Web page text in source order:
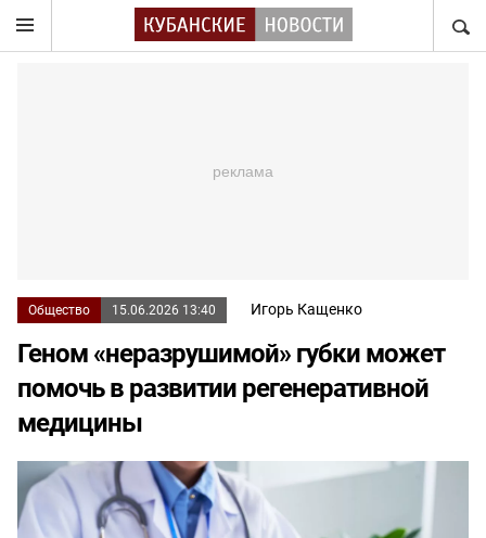
Общество 15.06.2026 13:40 Игорь Кащенко
Геном «неразрушимой» губки может
помочь в развитии регенеративной
медицины